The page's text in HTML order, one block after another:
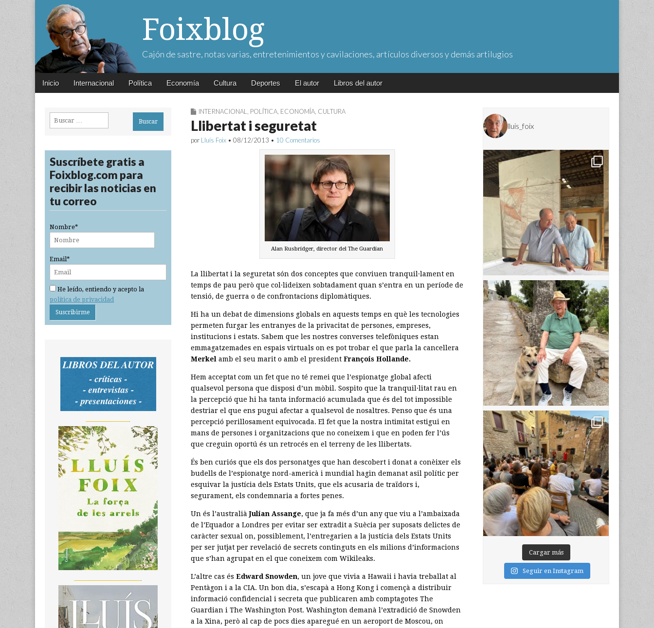
Foixblog
Cajón de sastre, notas varias, entretenimientos y cavilaciones, artículos diversos y demás artilugios
Main
Skip
Inicio Internacional Política Economía Cultura Deportes El autor Libros del autor
INTERNACIONAL POLÍTICA ECONOMÍA CULTURA
Llibertat i seguretat
por Lluís Foix • 08/12/2013 • 10 Comentarios
Alan Rusbridger, director del The Guardian
La llibertat i la seguretat són dos conceptes que conviuen tranquil·lament en
temps de pau però que col·lideixen sobtadament quan s’entra en un període de
tensió, de guerra o de confrontacions diplomàtiques.
Hi ha un debat de dimensions globals en aquests temps en què les tecnologies
permeten furgar les entranyes de la privacitat de persones, empreses,
institucions i estats. Sabem que les nostres converses telefòniques estan
emmagatzemades en espais virtuals on es pot trobar el que parla la cancellera
Merkel amb el seu marit o amb el president François Hollande.
Hem acceptat com un fet que no té remei que l’espionatge global afecti
qualsevol persona que disposi d’un mòbil. Sospito que la tranquil·litat rau en
la percepció que hi ha tanta informació acumulada que és del tot impossible
destriar el que ens pugui afectar a qualsevol de nosaltres. Penso que és una
percepció perillosament equivocada. El fet que la nostra intimitat estigui en
mans de persones i organitzacions que no coneixem i que en poden fer l’ús
que creguin oportú és un retrocés en el terreny de les llibertats.
És ben curiós que els dos personatges que han descobert i donat a conèixer els
budells de l’espionatge nord-americà i mundial hagin demanat asil polític per
esquivar la justícia dels Estats Units, que els acusaria de traïdors i,
segurament, els condemnaria a fortes penes.
Un és l’australiàJulian Assange, que ja fa més d’un any que viu a l’ambaixada
de l’Equador a Londres per evitar ser extradit a Suècia per suposats delictes de
caràcter sexual on, possiblement, l’entregarien a la justícia dels Estats Units
per ser jutjat per revelació de secrets continguts en els milions d’informacions
que s’han agrupat en el que coneixem com Wikileaks.
L’altre cas és Edward Snowden, un jove que vivia a Hawaii i havia treballat al
Pentàgon i a la CIA. Un bon dia, s’escapà a Hong Kong i començà a distribuir
informació confidencial i secreta que publicaren amb comptagotes The
Guardian i The Washington Post. Washington demanà l’extradició de Snowden
a la Xina, però al cap de pocs dies aparegué en un aeroport de Moscou, on
Buscar:
Suscríbete gratis a
Foixblog.com para
recibir las noticias en
tu correo
Nombre*
Email*
He leído, entiendo y acepto la
política de privacidad
lluis_foix
Cargar más
Seguir en Instagram